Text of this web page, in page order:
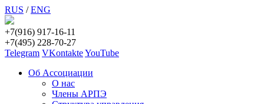
RUS /ENG
+7(916) 917-16-11
+7(495) 228-70-27
Telegram VKontakteYouTube
Об Ассоциации
О нас
Члены АРПЭ